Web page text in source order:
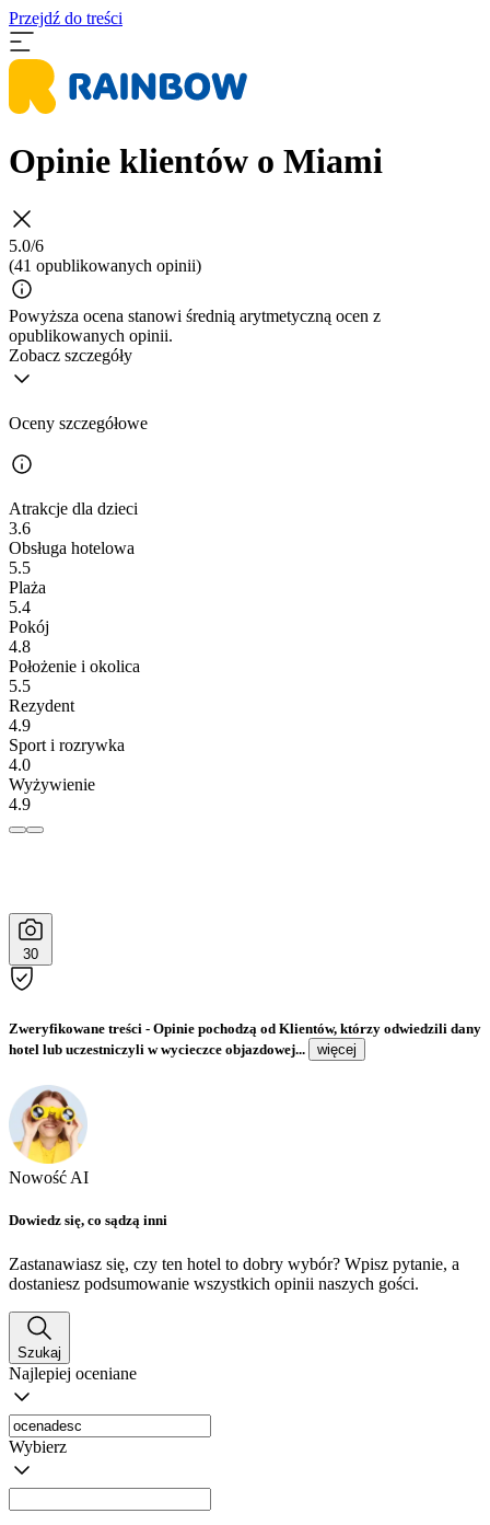
Przejdź do treści
Opinie klientów o Miami
5.0/6
(41 opublikowanych opinii)
Powyższa ocena stanowi średnią arytmetyczną ocen z
opublikowanych opinii.
Zobacz szczegóły
Oceny szczegółowe
Atrakcje dla dzieci
3.6
Obsługa hotelowa
5.5
Plaża
5.4
Pokój
4.8
Położenie i okolica
5.5
Rezydent
4.9
Sport i rozrywka
4.0
Wyżywienie
4.9
30
Zweryfikowane treści - Opinie pochodzą od Klientów, którzy odwiedzili dany
hotel lub uczestniczyli w wycieczce objazdowej...
więcej
Nowość AI
Dowiedz się, co sądzą inni
Zastanawiasz się, czy ten hotel to dobry wybór? Wpisz pytanie, a
dostaniesz podsumowanie wszystkich opinii naszych gości.
Szukaj
Najlepiej oceniane
Wybierz